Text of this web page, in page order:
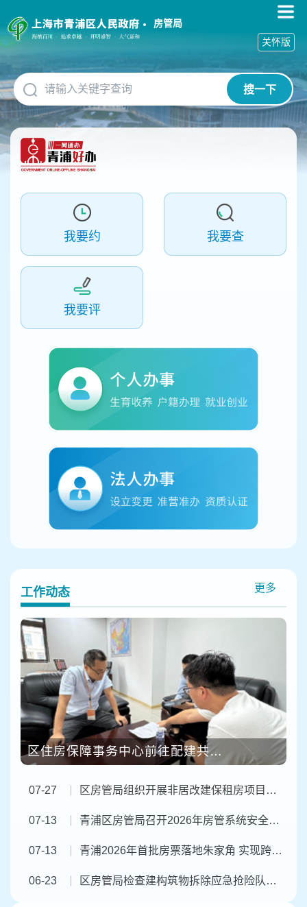
障
碍
作
说
明
跳
到
网
房管局
搜一下
关怀版
我要约 我要查
我要评
工作动态 更多
区住房保障事务中心前往配建共有产权保障住房的小区对接“满5”买断工作
07-27 区房管局组织开展非居改建保租房项目安全联合排查
07-13 青浦区房管局召开2026年房管系统安全生产暨防汛工作会议
07-13 青浦2026年首批房票落地朱家角 实现跨场景应用
06-23 区房管局检查建构筑物拆除应急抢险队伍相关情况